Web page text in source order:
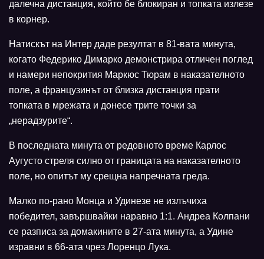
далечна дистанция, който бе блокиран и топката излезе
в корнер.
Натискът на Интер даде резултат в 81-вата минута,
когато Федерико Димарко демонстрира отличен поглед
и намери непокрития Маркюс Тюрам в наказателното
поле, а французинът от близка дистанция прати
топката в мрежата и донесе трите точки за
„нерадзурите“.
В последната минута от редовното време Карлос
Аугусто стреля силно от границата на наказателното
поле, но опитът му срещна напречната греда.
Малко по-рано Монца и Удинезе не излъчиха
победител, завършвайки наравно 1:1. Андреа Колпани
се разписа за домакините в 27-ата минута, а Удине
изравни в 66-ата чрез Лоренцо Лука.